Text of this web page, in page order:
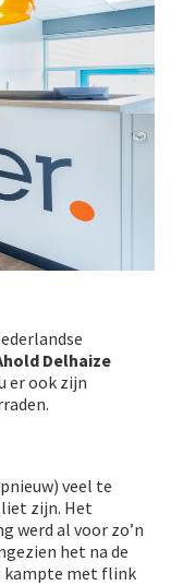
Delhaize
er ook zijn
veel te
zijn. Het
werd al voor zo’n
het na de
kampte met flink